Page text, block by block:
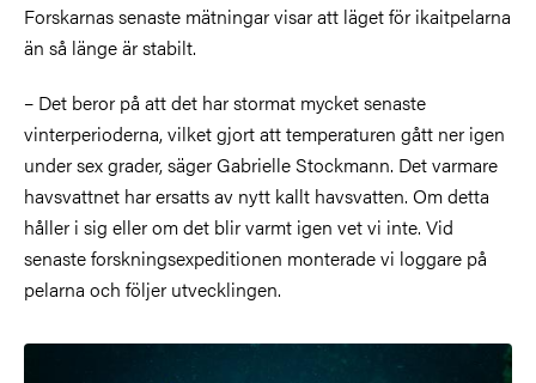
Forskarnas senaste mätningar visar att läget för ikaitpelarna
än så länge är stabilt.
– Det beror på att det har stormat mycket senaste
vinterperioderna, vilket gjort att temperaturen gått ner igen
under sex grader, säger Gabrielle Stockmann. Det varmare
havsvattnet har ersatts av nytt kallt havsvatten. Om detta
håller i sig eller om det blir varmt igen vet vi inte. Vid
senaste forskningsexpeditionen monterade vi loggare på
pelarna och följer utvecklingen.